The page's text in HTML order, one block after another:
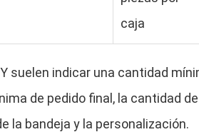
caja
suelen indicar una cantidad
de pedido final, la cantidad
la bandeja y la personalización.